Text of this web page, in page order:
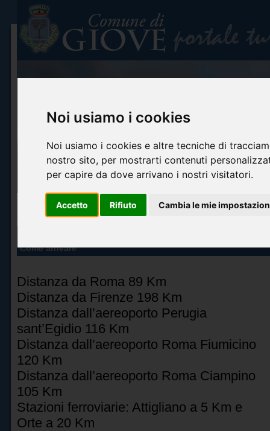
Noi usiamo i cookies
Noi usiamo i cookies e altre tecniche di
nostro sito, per mostrarti contenuti
per capire da dove arrivano i nostri visitatori.
Accetto Rifiuto Cambia le mie
Info turistiche Arte e cultura Itinerari turistici Accoglienza ed
Come arrivare
Distanza da Roma 89 Km
Distanza da Firenze 198 Km
Distanza dall’aereoporto Perugia
sant’Egidio 116 Km
Distanza dall’aereoporto Roma Fiumicino
120 Km
Distanza dall’aereoporto Roma Ciampino
105 Km
Stazioni ferroviarie: Attigliano a 5 Km e
Orte a 20 Km